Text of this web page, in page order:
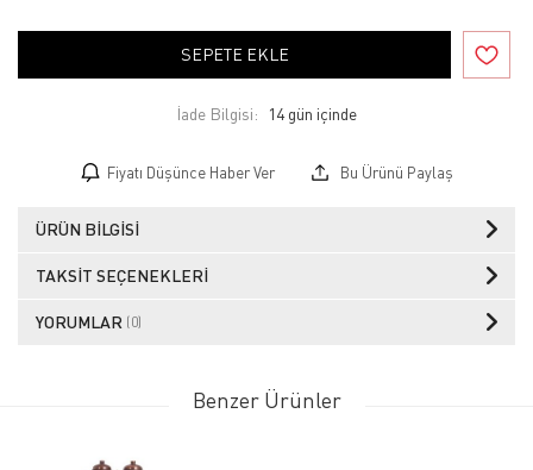
SEPETE EKLE
İade Bilgisi:
Fiyatı Düşünce Haber Ver Bu Ürünü Paylaş
ÜRÜN BILGISI
TAKSIT SEÇENEKLERI
YORUMLAR (0)
Benzer Ürünler